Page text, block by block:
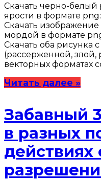
Скачать черно-
ярости в формате
Скачать
мордой в формате
Скачать оба рисунка
(рассерженной,
векторных форматах
Читать далее »
Забавный
в разных